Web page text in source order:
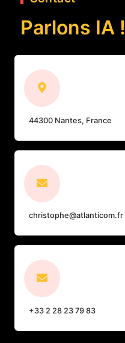
Parlons IA !
44300 Nantes, France
christophe@atlanticom.fr
+33 2 28 23 79 83